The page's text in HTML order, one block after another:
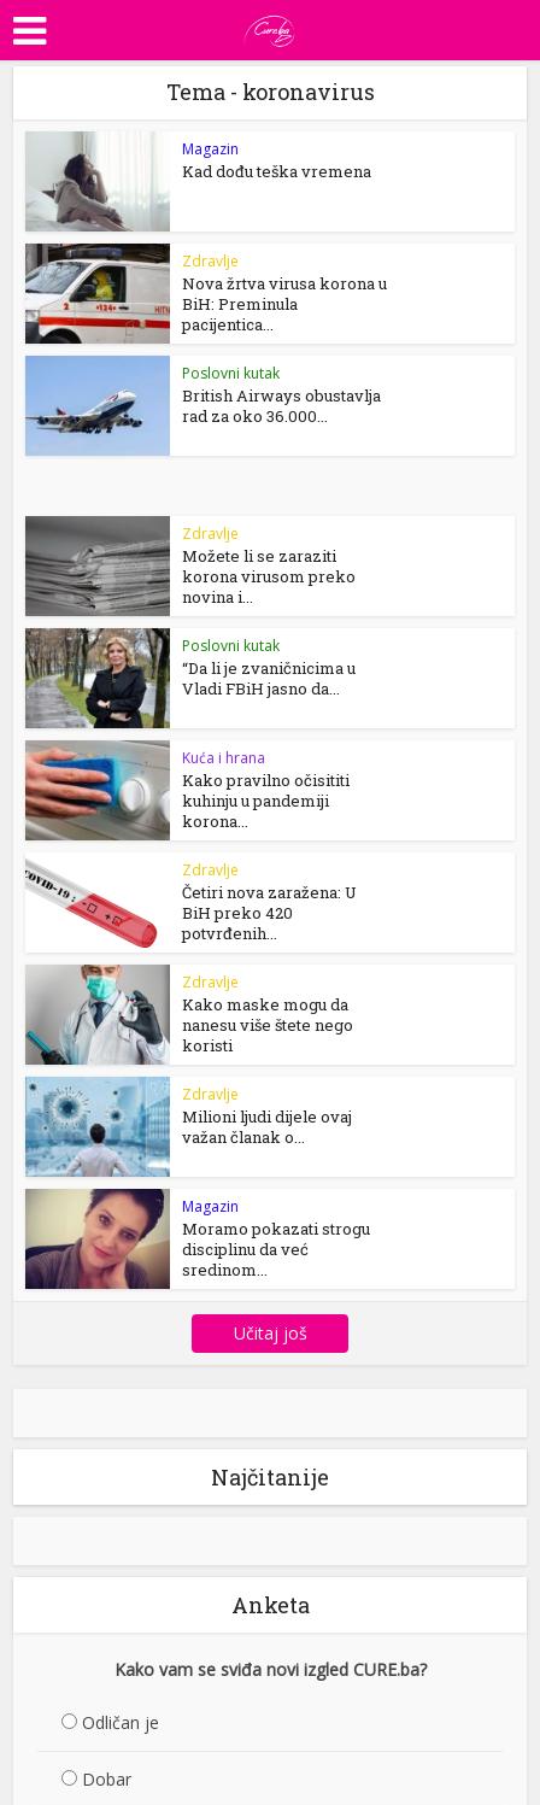
Tema - koronavirus
Magazin
Kad dođu teška vremena
Zdravlje
Nova žrtva virusa korona u
BiH: Preminula
pacijentica...
Poslovni kutak
British Airways obustavlja
rad za oko 36.000...
Zdravlje
Možete li se zaraziti
korona virusom preko
novina i...
Poslovni kutak
“Da li je zvaničnicima u
Vladi FBiH jasno da...
Kuća i hrana
Kako pravilno očisititi
kuhinju u pandemiji
korona...
Zdravlje
Četiri nova zaražena: U
BiH preko 420
potvrđenih...
Zdravlje
Kako maske mogu da
nanesu više štete nego
koristi
Zdravlje
Milioni ljudi dijele ovaj
važan članak o...
Magazin
Moramo pokazati strogu
disciplinu da već
sredinom...
Učitaj još
Najčitanije
Anketa
Kako vam se sviđa novi izgled CURE.ba?
Odličan je
Dobar